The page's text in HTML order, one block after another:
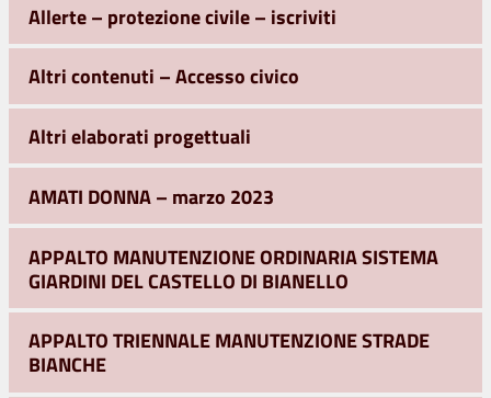
Allerte – protezione civile – iscriviti
Altri contenuti – Accesso civico
Altri elaborati progettuali
AMATI DONNA – marzo 2023
APPALTO MANUTENZIONE ORDINARIA SISTEMA
GIARDINI DEL CASTELLO DI BIANELLO
APPALTO TRIENNALE MANUTENZIONE STRADE
BIANCHE